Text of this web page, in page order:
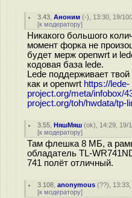
3.43 ,Аноним (-), 13:30, 19/
[к модератору]
Никакого большого
момент форка не
будет мерж openwrt и
кодовая база lede.
Lede поддерживает
как и openwrt https://lede-
project.org/meta/infobox/
project.org/toh/hwdata/tp-
3.55 ,НяшМяш (ok), 14:29, 19/
[к модератору]
Там флешка 8 МБ, а
обладатель TL-
741 полёт отличный.
3.108 ,anonymous (??),
[к модератору]